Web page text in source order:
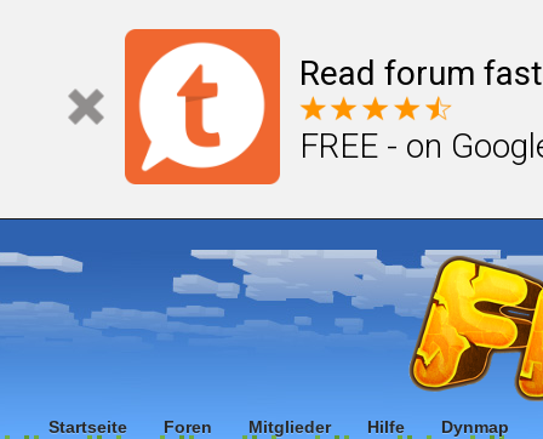
Read forum
FREE - on
Startseite Foren Mitglieder Hilfe Dynmap